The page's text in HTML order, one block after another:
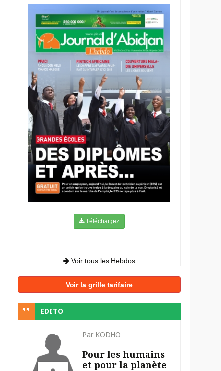
Téléchargez
Voir tous les Hebdos
Voir la grille tarifaire
EDITO
Par KODHO
Pour les humains
et pour la planète